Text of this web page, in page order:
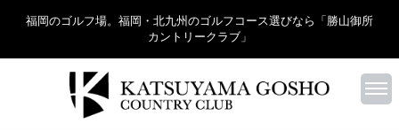
福岡のゴルフ場。福岡・北九州のゴルフコース選びなら「勝山御所
カントリークラブ」